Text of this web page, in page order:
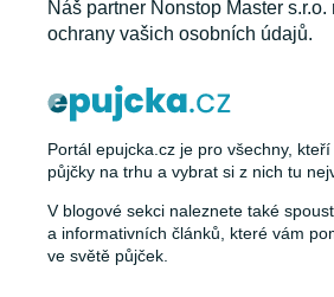
Náš partner Nonstop Master
ochrany vašich osobních údajů.
Portál epujcka.cz je pro všechny,
půjčky na trhu a vybrat si z nich tu
V blogové sekci naleznete také
a informativních článků, které vám
ve světě půjček.